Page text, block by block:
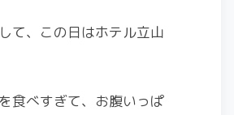
て、この日はホテル立山
食べすぎて、お腹いっぱ